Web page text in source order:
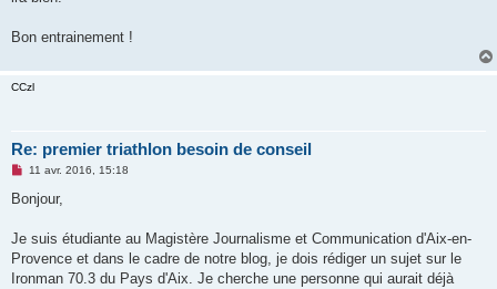
Bon entrainement !
CCzl
Re: premier triathlon besoin de conseil
M
s
g
n
o
11 avr. 2016, 15:18
Bonjour,
Je suis étudiante au Magistère Journalisme et Communication d'Aix-en-
Provence et dans le cadre de notre blog, je dois rédiger un sujet sur le
Ironman 70.3 du Pays d'Aix. Je cherche une personne qui aurait déjà